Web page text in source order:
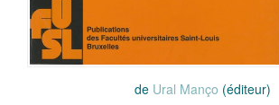
de Ural Manço (éditeur)